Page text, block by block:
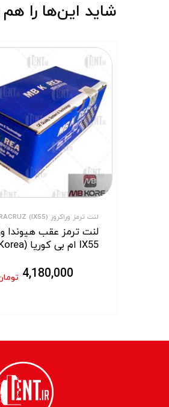
شاید این‌ها را
لنت ترمز وراکروز VERACRUZ (IX55)
لنت ترمز عقب هیوندا
IX55 ام بی کوریا (MB Korea)
4,180,000